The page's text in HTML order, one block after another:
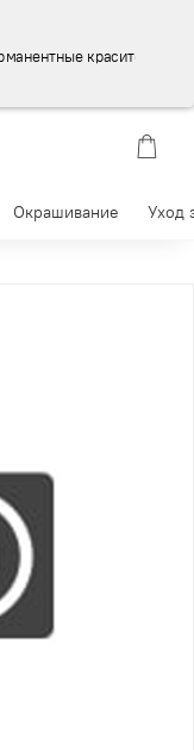
красители 90
Окрашивание Уход